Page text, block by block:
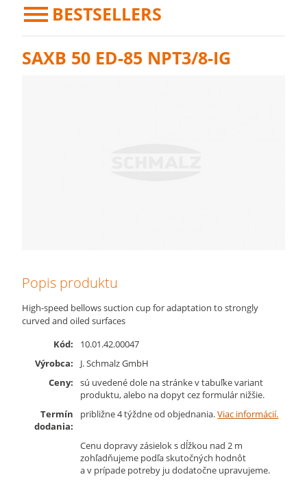
BESTSELLERS
SAXB 50 ED-85 NPT3/8-IG
Popis produktu
High-speed bellows suction cup for adaptation to strongly
curved and oiled surfaces
Kód:
10.01.42.00047
Výrobca:
J. Schmalz GmbH
Ceny:
sú uvedené dole na stránke v tabuľke variant
produktu, alebo na dopyt cez formulár nižšie.
Termín
dodania:
približne 4 týždne od objednania.Viac informácií.
Cenu dopravy zásielok s dĺžkou nad 2 m
zohľadňujeme podľa skutočných hodnôt
a v prípade potreby ju dodatočne upravujeme.